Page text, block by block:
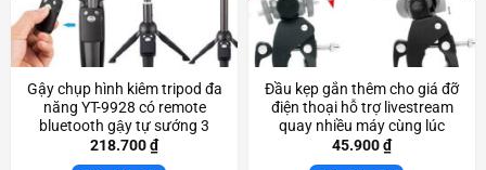
Gậy chụp hình kiêm tripod đa
năng YT-9928 có remote
bluetooth gậy tự sướng 3
chân chắc chắn Scd3619
218.700₫
Đầu kẹp gắn thêm cho giá đỡ
điện thoại hỗ trợ livestream
quay nhiều máy cùng lúc
Scd3560
45.900₫